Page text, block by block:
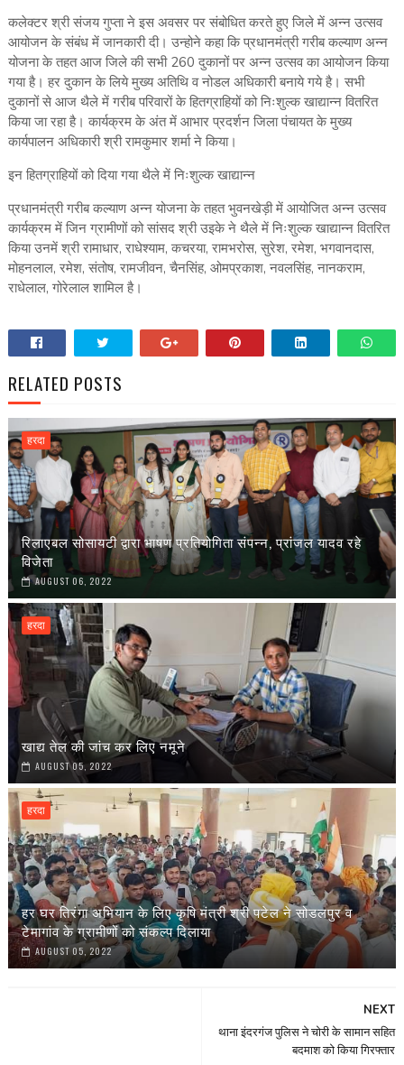
कलेक्टर श्री संजय गुप्ता ने इस अवसर पर संबोधित करते हुए जिले में अन्न उत्सव
आयोजन के संबंध में जानकारी दी। उन्होने कहा कि प्रधानमंत्री गरीब कल्याण अन्न
योजना के तहत आज जिले की सभी 260 दुकानों पर अन्न उत्सव का आयोजन किया
गया है। हर दुकान के लिये मुख्य अतिथि व नोडल अधिकारी बनाये गये है। सभी
दुकानों से आज थैले में गरीब परिवारों के हितग्राहियों को निःशुल्क खाद्यान्न वितरित
किया जा रहा है। कार्यक्रम के अंत में आभार प्रदर्शन जिला पंचायत के मुख्य
कार्यपालन अधिकारी श्री रामकुमार शर्मा ने किया।
इन हितग्राहियों को दिया गया थैले में निःशुल्क खाद्यान्न
प्रधानमंत्री गरीब कल्याण अन्न योजना के तहत भुवनखेड़ी में आयोजित अन्न उत्सव
कार्यक्रम में जिन ग्रामीणों को सांसद श्री उइके ने थैले में निःशुल्क खाद्यान्न वितरित
किया उनमें श्री रामाधार, राधेश्याम, कचरया, रामभरोस, सुरेश, रमेश, भगवानदास,
मोहनलाल, रमेश, संतोष, रामजीवन, चैनसिंह, ओमप्रकाश, नवलसिंह, नानकराम,
राधेलाल, गोरेलाल शामिल है।
RELATED POSTS
हरदा
रिलाएबल सोसायटी द्वारा भाषण प्रतियोगिता संपन्न, प्रांजल यादव रहे
विजेता
AUGUST 06, 2022
हरदा
खाद्य तेल की जांच कर लिए नमूने
AUGUST 05, 2022
हरदा
हर घर तिरंगा अभियान के लिए कृषि मंत्री श्री पटेल ने सोडलपुर व
टेमागांव के ग्रामीणों को संकल्प दिलाया
AUGUST 05, 2022
NEXT
थाना इंदरगंज पुलिस ने चोरी के सामान सहित
बदमाश को किया गिरफ्तार